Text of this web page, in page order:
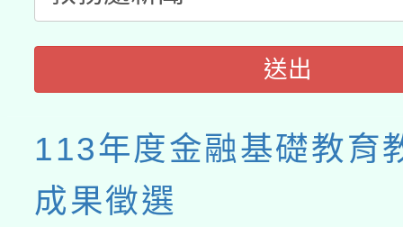
送出
113年度金融基礎教育
成果徵選